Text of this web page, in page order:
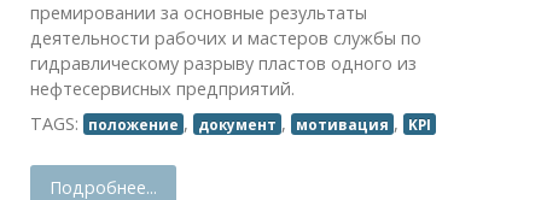
премировании за основные результаты
деятельности рабочих и мастеров службы по
гидравлическому разрыву пластов одного из
нефтесервисных предприятий.
TAGS:
положение , документ , мотивация , KPI
Подробнее...